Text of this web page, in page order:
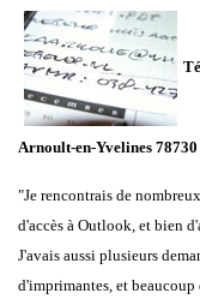
Arnoult-en-Yvelines 78730
"Je rencontrais de
d'accès à Outlook, et bien
J'avais aussi plusieurs
d'imprimantes, et beaucoup